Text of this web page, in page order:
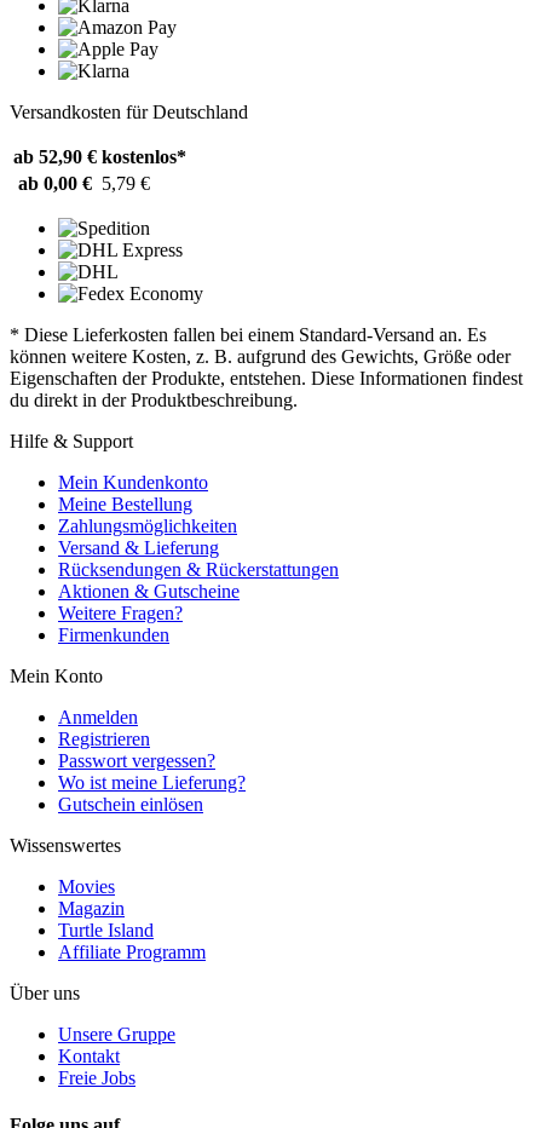
Versandkosten für Deutschland
ab 52,90 € kostenlos*
ab 0,00 € 5,79 €
* Diese Lieferkosten fallen bei einem Standard-Versand an. Es
können weitere Kosten, z. B. aufgrund des Gewichts, Größe oder
Eigenschaften der Produkte, entstehen. Diese Informationen findest
du direkt in der Produktbeschreibung.
Hilfe & Support
Mein Kundenkonto
Meine Bestellung
Zahlungsmöglichkeiten
Versand & Lieferung
Rücksendungen & Rückerstattungen
Aktionen & Gutscheine
Weitere Fragen?
Firmenkunden
Mein Konto
Anmelden
Registrieren
Passwort vergessen?
Wo ist meine Lieferung?
Gutschein einlösen
Wissenswertes
Movies
Magazin
Turtle Island
Affiliate Programm
Über uns
Unsere Gruppe
Kontakt
Freie Jobs